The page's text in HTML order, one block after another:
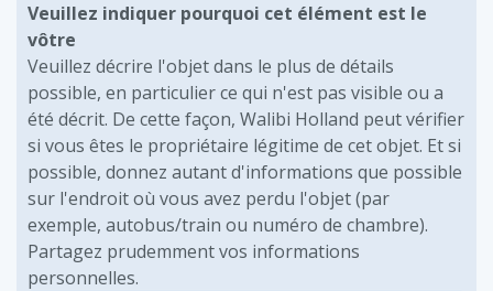
Veuillez indiquer pourquoi cet élément est le
vôtre
Veuillez décrire l'objet dans le plus de détails
possible, en particulier ce qui n'est pas visible ou a
été décrit. De cette façon, Walibi Holland peut vérifier
si vous êtes le propriétaire légitime de cet objet. Et si
possible, donnez autant d'informations que possible
sur l'endroit où vous avez perdu l'objet (par
exemple, autobus/train ou numéro de chambre).
Partagez prudemment vos informations
personnelles.